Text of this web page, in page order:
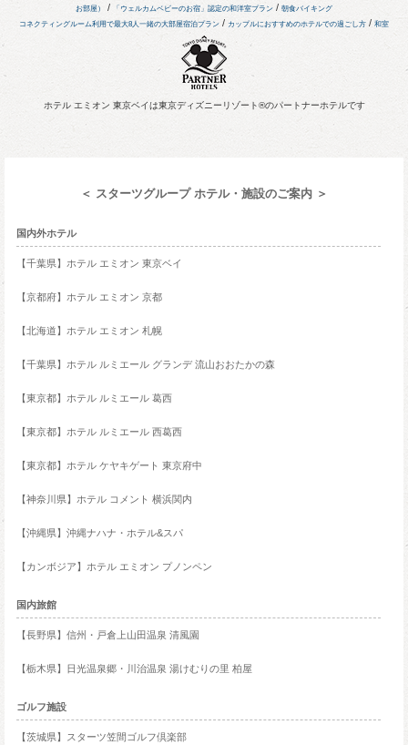
お部屋）
/ 「ウェルカムベビーのお宿」認定の和洋室プラン / 朝食バイキング
コネクティングルーム利用で最大8人一緒の大部屋宿泊プラン / カップルにおすすめのホテルでの過ごし方 / 和室
ホテル エミオン 東京ベイは東京ディズニーリゾート®のパートナーホテルです
＜ スターツグループ ホテル・施設のご案内 ＞
国内外ホテル
【千葉県】ホテル エミオン 東京ベイ
【京都府】ホテル エミオン 京都
【北海道】ホテル エミオン 札幌
【千葉県】ホテル ルミエール グランデ 流山おおたかの森
【東京都】ホテル ルミエール 葛西
【東京都】ホテル ルミエール 西葛西
【東京都】ホテル ケヤキゲート 東京府中
【神奈川県】ホテル コメント 横浜関内
【沖縄県】沖縄ナハナ・ホテル&スパ
【カンボジア】ホテル エミオン プノンペン
国内旅館
【長野県】信州・戸倉上山田温泉 清風園
【栃木県】日光温泉郷・川治温泉 湯けむりの里 柏屋
ゴルフ施設
【茨城県】スターツ笠間ゴルフ倶楽部